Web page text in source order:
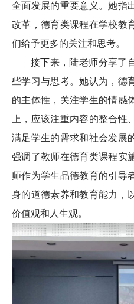
全面发展的重要意义。她指
改革，德育类课程在学校教
们给予更多的关注和思考。
接下来，陆老师分享了
些学习与思考。她认为，德
的主体性，关注学生的情感
上，应该注重内容的整合
满足学生的需求和社会发展
强调了教师在德育类课程实
师作为学生品德教育的引导
身的道德素养和教育能力，
价值观和人生观。